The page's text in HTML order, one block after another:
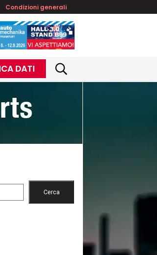
Condizioni generali
DATI
Cerca